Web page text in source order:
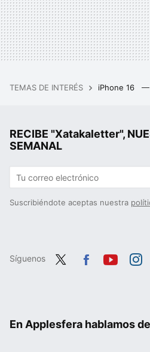
TEMAS DE INTERÉS iPhone 16
RECIBE "Xatakaletter",
SEMANAL
Suscribiéndote aceptas nuestra
Síguenos
En Applesfera hablamos